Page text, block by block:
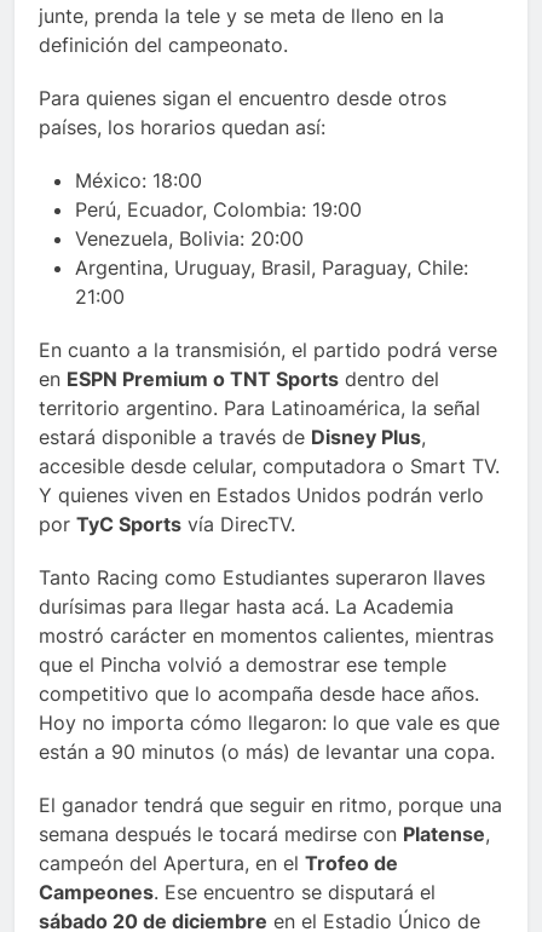
junte, prenda la tele y se meta de lleno en la
definición del campeonato.
Para quienes sigan el encuentro desde otros
países, los horarios quedan así:
México: 18:00
Perú, Ecuador, Colombia: 19:00
Venezuela, Bolivia: 20:00
Argentina, Uruguay, Brasil, Paraguay, Chile:
21:00
En cuanto a la transmisión, el partido podrá verse
en ESPN Premium o TNT Sports dentro del
territorio argentino. Para Latinoamérica, la señal
estará disponible a través de Disney Plus,
accesible desde celular, computadora o Smart TV.
Y quienes viven en Estados Unidos podrán verlo
por TyC Sports vía DirecTV.
Tanto Racing como Estudiantes superaron llaves
durísimas para llegar hasta acá. La Academia
mostró carácter en momentos calientes, mientras
que el Pincha volvió a demostrar ese temple
competitivo que lo acompaña desde hace años.
Hoy no importa cómo llegaron: lo que vale es que
están a 90 minutos (o más) de levantar una copa.
El ganador tendrá que seguir en ritmo, porque una
semana después le tocará medirse con Platense,
campeón del Apertura, en el Trofeo de
Campeones. Ese encuentro se disputará el
sábado 20 de diciembre en el Estadio Único de